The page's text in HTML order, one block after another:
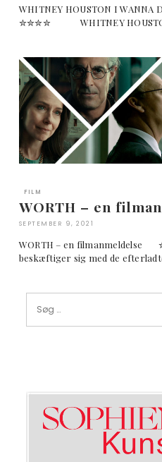
WHITNEY HOUSTON I
✮✮✮✮ WHITNEY HOUSTON
FILM
WORTH – en
SEPTEMBER 9, 2021
WORTH – en
beskæftiger sig med de